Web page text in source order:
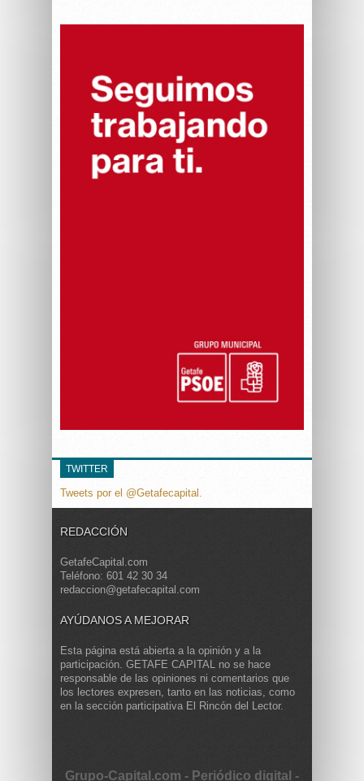
TWITTER
Tweets por el @Getafecapital.
REDACCIÓN
GetafeCapital.com
Teléfono: 601 42 30 34
redaccion@getafecapital.com
AYÚDANOS A MEJORAR
Esta página está abierta a la opinión y a la
participación. GETAFE CAPITAL no se hace
responsable de las opiniones ni comentarios que
los lectores expresen, tanto en las noticias, como
en la sección participativa El Rincón del Lector.
Grupo-Capital.com - Periódico digital -